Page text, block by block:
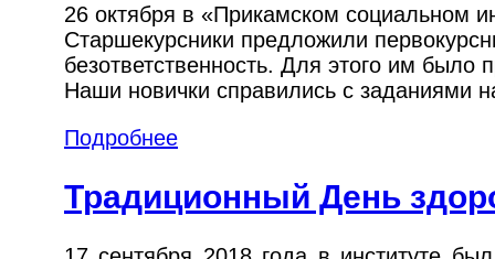
26 октября в «Прикамском социальном
Старшекурсники предложили
безответственность. Для этого им было
Наши новички справились с заданиями
Подробнее
Традиционный День